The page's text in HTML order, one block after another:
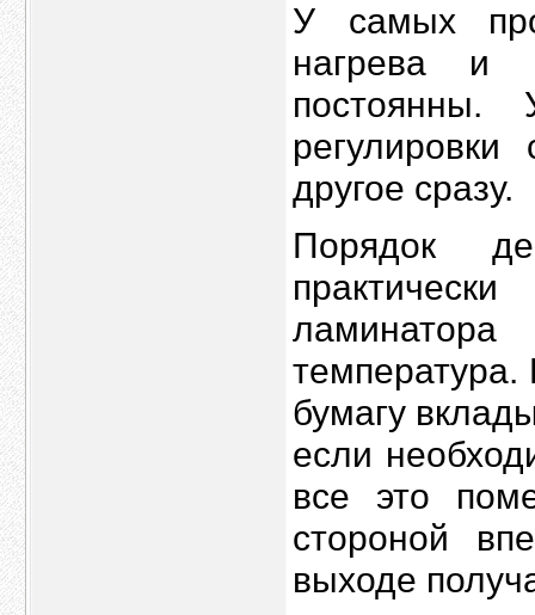
У самых
нагрева и
постоянны.
другое сразу.
Порядок
температура.
бумагу
если
все это
стороной
выходе